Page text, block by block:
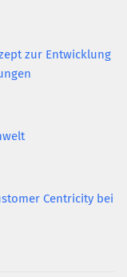
zur Entwicklung
Centricity bei